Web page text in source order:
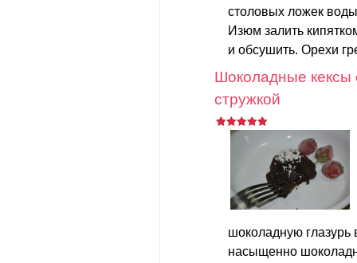
столовых ложек
Изюм залить
и обсушить. Орехи
Шоколадные кексы
стружкой
шоколадную глазурь
насыщенно